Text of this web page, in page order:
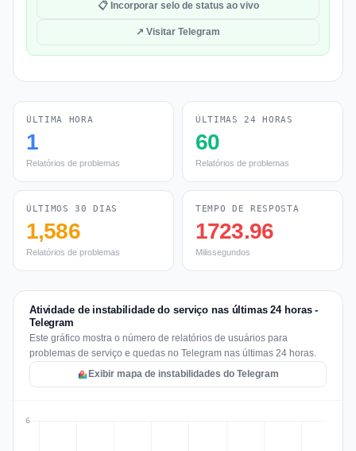
📋 Incorporar selo de status ao vivo
↗ Visitar Telegram
ÚLTIMA HORA
1
Relatórios de problemas
ÚLTIMAS 24 HORAS
60
Relatórios de problemas
ÚLTIMOS 30 DIAS
1,586
Relatórios de problemas
TEMPO DE RESPOSTA
1723.96
Milissegundos
Atividade de instabilidade do serviço nas últimas 24 horas -
Telegram
Este gráfico mostra o número de relatórios de usuários para
problemas de serviço e quedas no Telegram nas últimas 24 horas.
Exibir mapa de instabilidades do Telegram